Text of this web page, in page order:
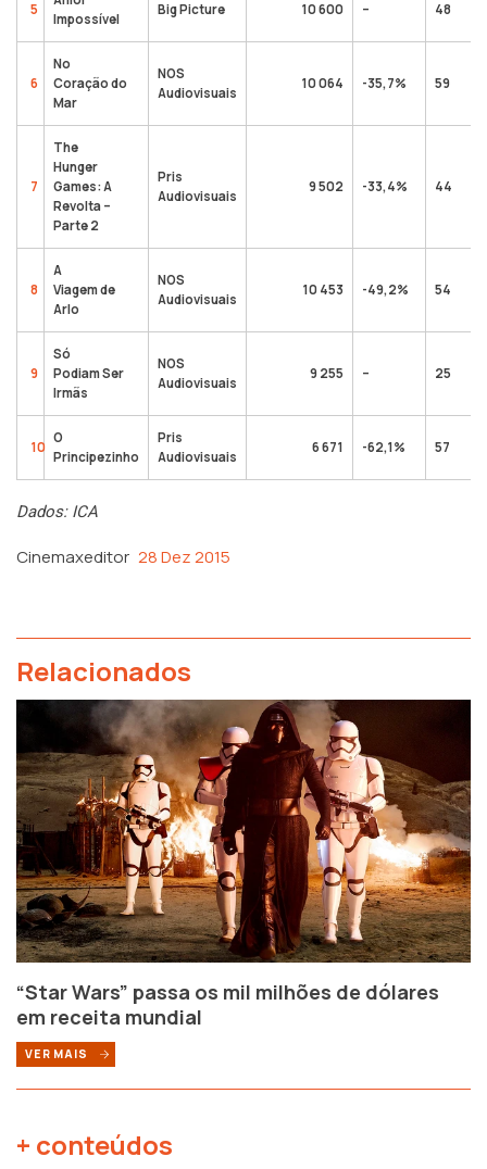
5
Impossível
Big Picture 10 600 – 48
6
No
Coração do
Mar
NOS
Audiovisuais
10 064 -35,7% 59
7
The
Hunger
Games: A
Revolta –
Parte 2
Pris
Audiovisuais
9 502 -33,4% 44
8
A
Viagem de
Arlo
NOS
Audiovisuais
10 453 -49,2% 54
9
Só
Podiam Ser
Irmãs
NOS
Audiovisuais
9 255 – 25
10
O
Principezinho
Pris
Audiovisuais
6 671 -62,1% 57
Dados: ICA
Cinemaxeditor 28 Dez 2015
Relacionados
“Star Wars” passa os mil milhões de dólares
em receita mundial
VER MAIS
+ conteúdos